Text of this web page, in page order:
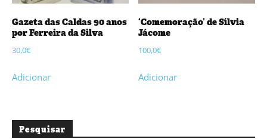
Gazeta das Caldas 90 anos
por Ferreira da Silva
30,0€
Adicionar
‘Comemoração’ de Sílvia
Jácome
100,0€
Adicionar
Pesquisar